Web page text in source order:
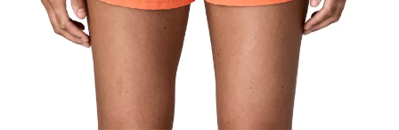
Strand, Freibad, Therme – die Baggies